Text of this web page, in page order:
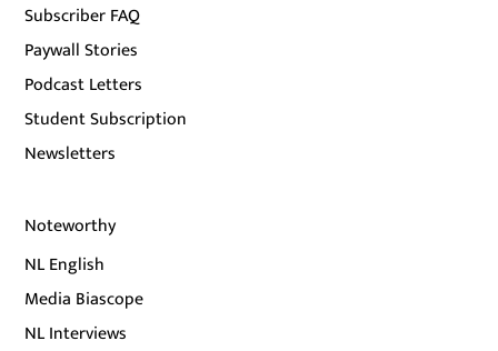
Subscriber FAQ
Paywall Stories
Podcast Letters
Student Subscription
Newsletters
Noteworthy
NL English
Media Biascope
NL Interviews